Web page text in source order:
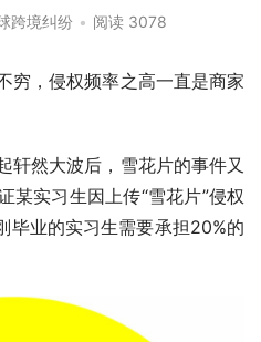
跨境纠纷 • 阅读 3078
穷，侵权频率之高一直是商家
轩然大波后，雪花片的事件又
某实习生因上传“雪花片”侵权
毕业的实习生需要承担20%的